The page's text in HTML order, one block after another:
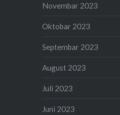
Novembar 2023
Oktobar 2023
Septembar 2023
August 2023
Juli 2023
Juni 2023